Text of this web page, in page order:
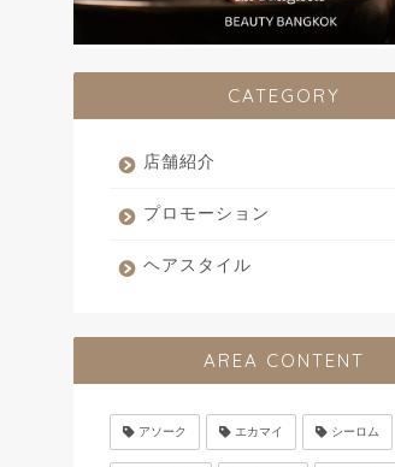
CATEGORY
店舗紹介
プロモーション
ヘアスタイル
AREA CONTENT
アソーク エカマイ シーロム